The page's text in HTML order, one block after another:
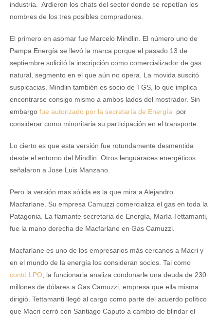
industria. Ardieron los chats del sector donde se repetían los
nombres de los tres posibles compradores.
El primero en asomar fue Marcelo Mindlin. El número uno de
Pampa Energía se llevó la marca porque el pasado 13 de
septiembre solicitó la inscripción como comercializador de gas
natural, segmento en el que aún no opera. La movida suscitó
suspicacias. Mindlin también es socio de TGS, lo que implica
encontrarse consigo mismo a ambos lados del mostrador. Sin
embargo fue autorizado por la secretaría de Energía por
considerar como minoritaria su participación en el transporte.
Lo cierto es que esta versión fue rotundamente desmentida
desde el entorno del Mindlin. Otros lenguaraces energéticos
señalaron a Jose Luis Manzano.
Pero la versión mas sólida es la que mira a Alejandro
Macfarlane. Su empresa Camuzzi comercializa el gas en toda la
Patagonia. La flamante secretaria de Energía, María Tettamanti,
fue la mano derecha de Macfarlane en Gas Camuzzi.
Macfarlane es uno de los empresarios más cercanos a Macri y
en el mundo de la energía los consideran socios. Tal como
contó LPO , la funcionaria analiza condonarle una deuda de 230
millones de dólares a Gas Camuzzi, empresa que ella misma
dirigió. Tettamanti llegó al cargo como parte del acuerdo político
que Macri cerró con Santiago Caputo a cambio de blindar el